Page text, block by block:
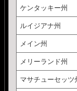
ケンタッキー州
ルイジアナ州
メイン州
メリーランド州
マサチューセッツ